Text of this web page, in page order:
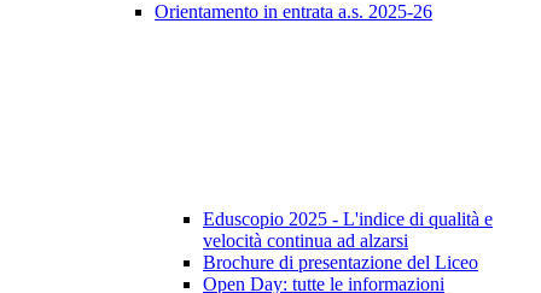
Orientamento in entrata a.s. 2025-26
Eduscopio 2025 - L'indice di qualità e
velocità continua ad alzarsi
Brochure di presentazione del Liceo
Open Day: tutte le informazioni